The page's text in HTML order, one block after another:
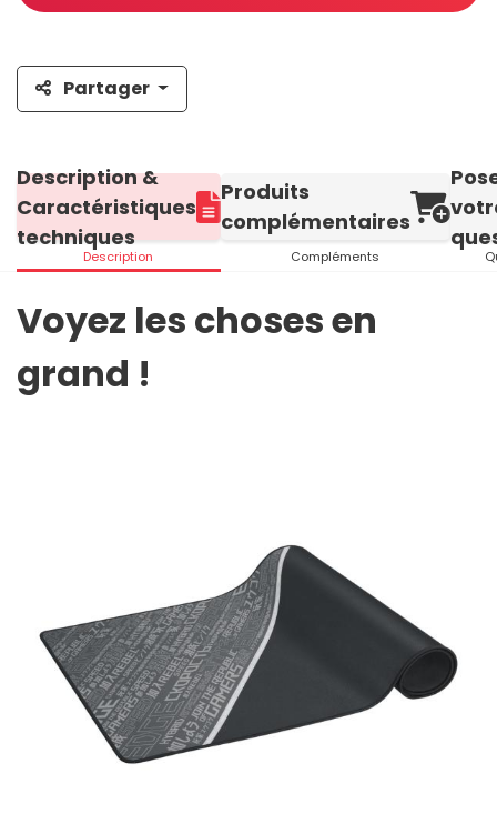
Partager
Description &
Caractéristiques
techniques
Description
Produits
complémentaires
Compléments
Voyez les choses en
grand !